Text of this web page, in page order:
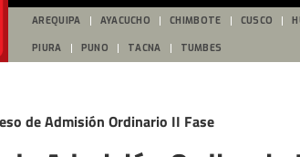
AREQUIPA AYACUCHO CHIMBOTE CUSCO
PIURA PUNO TACNA TUMBES
de Admisión Ordinario II Fase